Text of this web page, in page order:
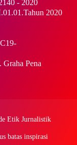
- 2020
2020
Graha Pena
batas inspirasi
Etik Jurnalistik